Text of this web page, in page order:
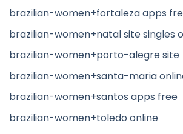
brazilian-women+fortaleza apps
brazilian-women+natal site singles
brazilian-women+porto-alegre site
brazilian-women+santa-maria
brazilian-women+santos apps free
brazilian-women+toledo online